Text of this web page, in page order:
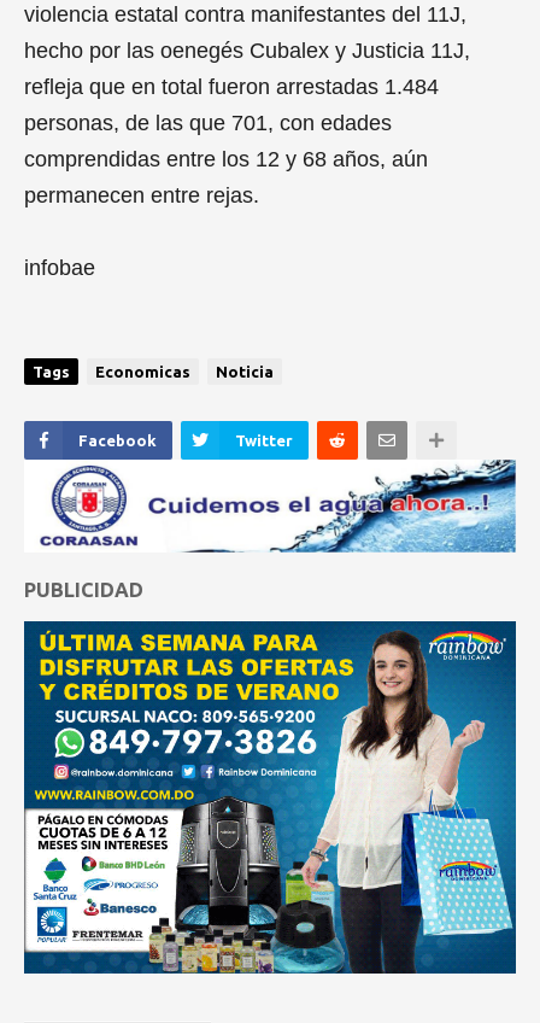
9
s
e
c
o
n
d
s
o
l
e
violencia estatal contra manifestantes del 11J,
hecho por las oenegés Cubalex y Justicia 11J,
refleja que en total fueron arrestadas 1.484
personas, de las que 701, con edades
comprendidas entre los 12 y 68 años, aún
permanecen entre rejas.
infobae
Tags Economicas Noticia
Facebook Twitter
PUBLICIDAD